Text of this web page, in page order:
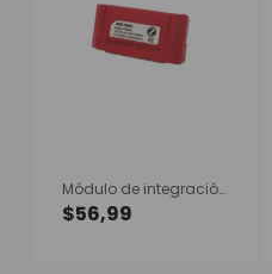
Módulo de integración Zigbee (Cerrojos YRD – YRL)
$56,99